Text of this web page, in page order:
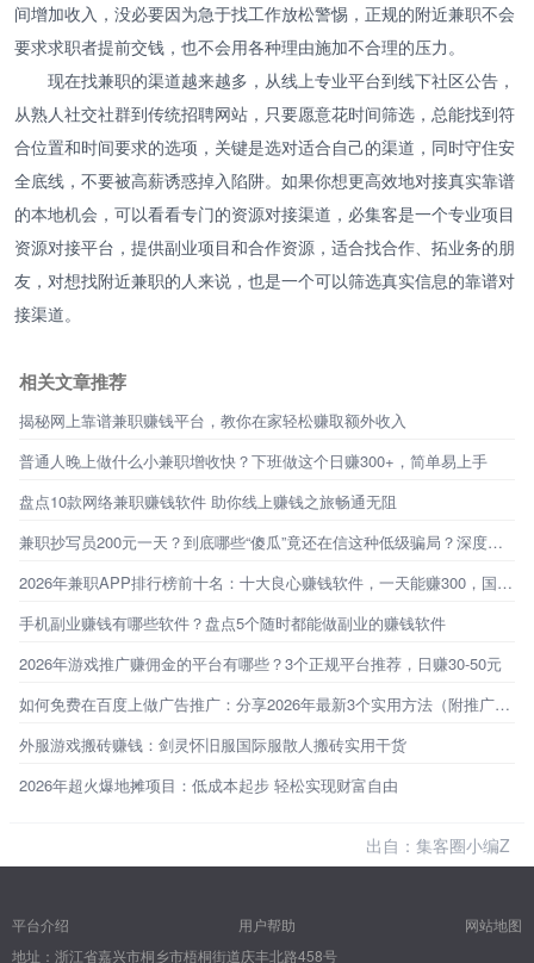
间增加收入，没必要因为急于找工作放松警惕，正规的附近兼职不会
要求求职者提前交钱，也不会用各种理由施加不合理的压力。
现在找兼职的渠道越来越多，从线上专业平台到线下社区公告，
从熟人社交社群到传统招聘网站，只要愿意花时间筛选，总能找到符
合位置和时间要求的选项，关键是选对适合自己的渠道，同时守住安
全底线，不要被高薪诱惑掉入陷阱。如果你想更高效地对接真实靠谱
的本地机会，可以看看专门的资源对接渠道，必集客是一个专业项目
资源对接平台，提供副业项目和合作资源，适合找合作、拓业务的朋
友，对想找附近兼职的人来说，也是一个可以筛选真实信息的靠谱对
接渠道。
相关文章推荐
揭秘网上靠谱兼职赚钱平台，教你在家轻松赚取额外收入
普通人晚上做什么小兼职增收快？下班做这个日赚300+，简单易上手
盘点10款网络兼职赚钱软件 助你线上赚钱之旅畅通无阻
兼职抄写员200元一天？到底哪些“傻瓜”竟还在信这种低级骗局？深度揭秘兼职抄写员骗局
2026年兼职APP排行榜前十名：十大良心赚钱软件，一天能赚300，国家认可，新手小白可做
手机副业赚钱有哪些软件？盘点5个随时都能做副业的赚钱软件
2026年游戏推广赚佣金的平台有哪些？3个正规平台推荐，日赚30-50元
如何免费在百度上做广告推广：分享2026年最新3个实用方法（附推广指南）
外服游戏搬砖赚钱：剑灵怀旧服国际服散人搬砖实用干货
2026年超火爆地摊项目：低成本起步 轻松实现财富自由
出自：集客圈小编Z
平台介绍 用户帮助
网站地图
地址：浙江省嘉兴市桐乡市梧桐街道庆丰北路458号